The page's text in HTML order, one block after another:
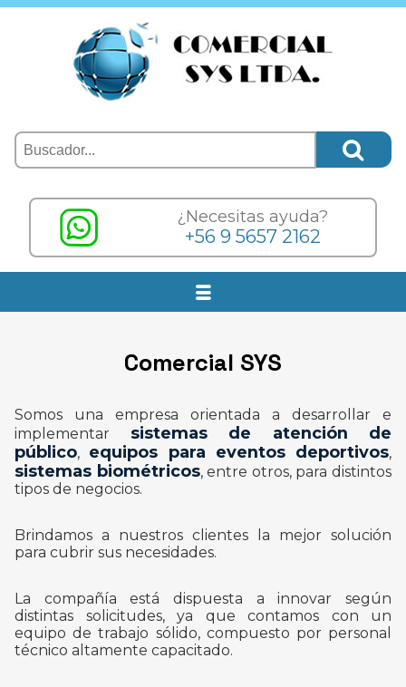
¿Necesitas ayuda?
+56 9 5657 2162
Comercial SYS
Somos una empresa orientada a desarrollar e
implementar sistemas de atención de
público, equipos para eventos deportivos,
sistemas biométricos, entre otros, para distintos
tipos de negocios.
Brindamos a nuestros clientes la mejor solución
para cubrir sus necesidades.
La compañía está dispuesta a innovar según
distintas solicitudes, ya que contamos con un
equipo de trabajo sólido, compuesto por personal
técnico altamente capacitado.